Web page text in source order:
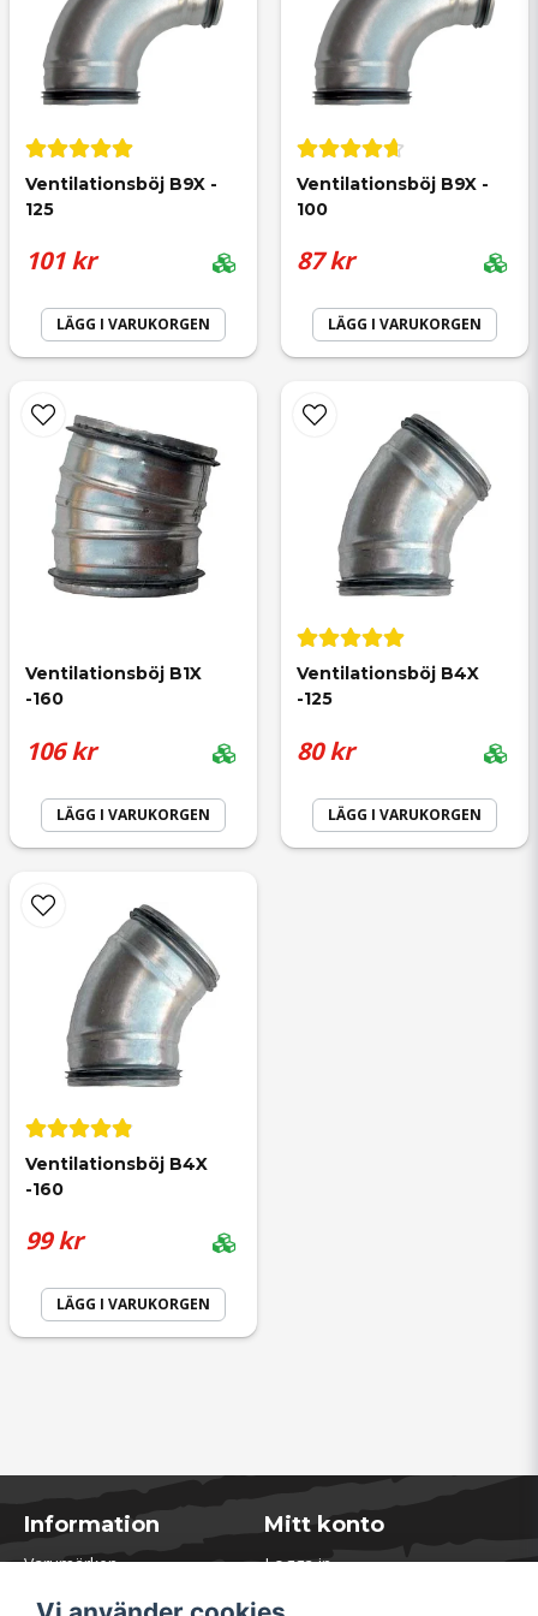
email
Mejladress
för 1 år sedan
Bo Göran
för 1 år sedan
Anonym
för 1 år sedan
Waldemar
för 1 år sedan
Simon
Anonym
Jannice
för 3 år sedan
Bra passform och jag använde böjen för att
bygga vidare på ett befintligt kanalsystem.
Ventilationsböj B9X -
125
101 kr
LÄGG I VARUKORGEN
Ventilationsböj B9X -
100
87 kr
LÄGG I VARUKORGEN
Ventilationsböj B1X
-160
106 kr
LÄGG I VARUKORGEN
Ventilationsböj B4X
-125
80 kr
LÄGG I VARUKORGEN
Ventilationsböj B4X
-160
99 kr
LÄGG I VARUKORGEN
Information
Varumärken
Mitt konto
Logga in